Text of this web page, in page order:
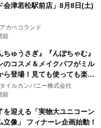
会津若松駅前店」8月8日(土)
カベコランド
前
ちゅうさぎ』『んぽちゃむ』
のコスメ＆メイクパフがミル
ら登場！見ても使っても楽し
プでキュートなコレクショ
イルカンパニー株式会社
前
を迎える「実物大ユニコーン
立像」 フィナーレ企画始動！